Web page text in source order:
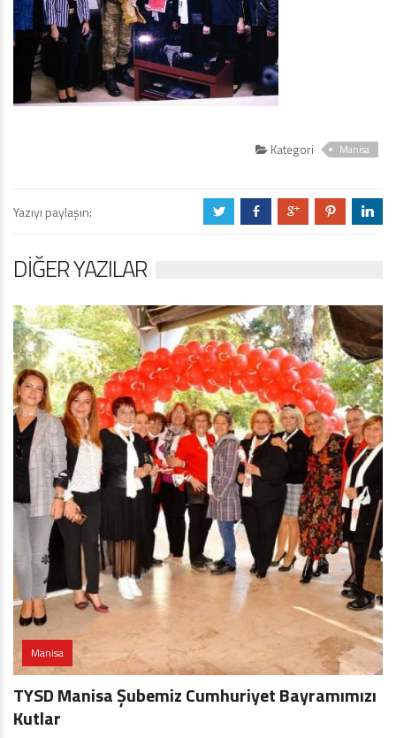
Kategori Manisa
Yazıyı paylaşın: a b c d j
DIĞER YAZILAR
Manisa
TYSD Manisa Şubemiz Cumhuriyet Bayramımızı
Kutlar